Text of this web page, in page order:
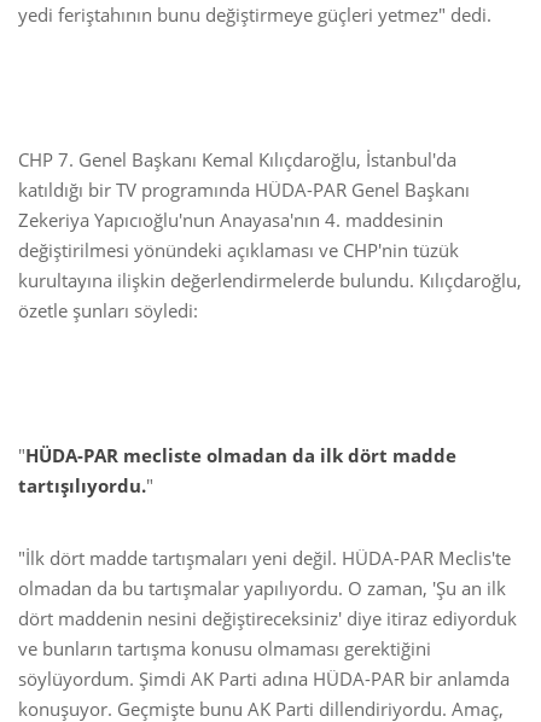
yedi feriştahının bunu değiştirmeye güçleri yetmez" dedi.
CHP 7. Genel Başkanı Kemal Kılıçdaroğlu, İstanbul'da
katıldığı bir TV programında HÜDA-PAR Genel Başkanı
Zekeriya Yapıcıoğlu'nun Anayasa'nın 4. maddesinin
değiştirilmesi yönündeki açıklaması ve CHP'nin tüzük
kurultayına ilişkin değerlendirmelerde bulundu. Kılıçdaroğlu,
özetle şunları söyledi:
"HÜDA-PAR mecliste olmadan da ilk dört madde
tartışılıyordu."
"İlk dört madde tartışmaları yeni değil. HÜDA-PAR Meclis'te
olmadan da bu tartışmalar yapılıyordu. O zaman, 'Şu an ilk
dört maddenin nesini değiştireceksiniz' diye itiraz ediyorduk
ve bunların tartışma konusu olmaması gerektiğini
söylüyordum. Şimdi AK Parti adına HÜDA-PAR bir anlamda
konuşuyor. Geçmişte bunu AK Parti dillendiriyordu. Amaç,